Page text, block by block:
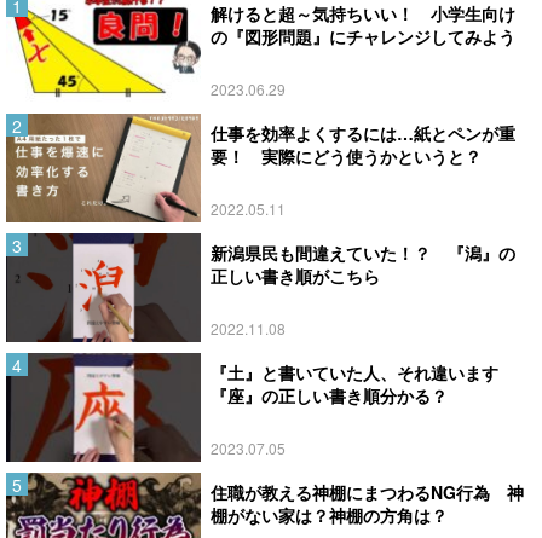
解けると超～気持ちいい！ 小学生向け
の『図形問題』にチャレンジしてみよう
2023.06.29
仕事を効率よくするには…紙とペンが重
要！ 実際にどう使うかというと？
2022.05.11
新潟県民も間違えていた！？ 『潟』の
正しい書き順がこちら
2022.11.08
『土』と書いていた人、それ違います
『座』の正しい書き順分かる？
2023.07.05
住職が教える神棚にまつわるNG行為 神
棚がない家は？神棚の方角は？